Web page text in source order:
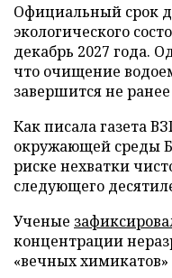
Официальный срок
экологического
декабрь 2027 года.
что очищение
завершится не ранее
Как писала газета
окружающей среды
риске нехватки
следующего
Ученые
концентрации
«вечных